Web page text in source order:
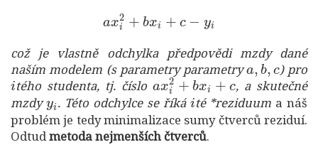
x 2 + +
což je vlastně odchylka předpovědi mzdy dané
naším modelem (s parametry parametry
a,b,c
) pro
i
tého studenta, tj. číslo
axi2+bxi+c
, a skutečné
mzdy
yi
. Této odchylce se říká
i
té *reziduum a náš
problém je tedy minimalizace sumy čtverců reziduí.
Odtudmetoda nejmenších čtverců.